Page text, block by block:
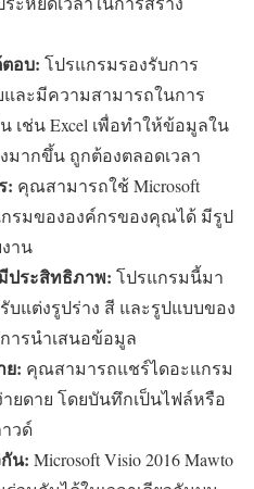
อบ: โปรแกรมรองรับการ
และมีความสามารถในการ
เช่น Excel เพื่อทำให้ข้อมูลใน
มากขึ้น ถูกต้องตลอดเวลา
: คุณสามารถใช้ Microsoft
กรมขององค์กรของคุณได้ มีรูป
าน
ประสิทธิภาพ: โปรแกรมนี้มา
แต่งรูปร่าง สี และรูปแบบของ
ารนำเสนอข้อมูล
ย: คุณสามารถแชร์ไดอะแกรม
ยดาย โดยบันทึกเป็นไฟล์หรือ
วด์
น: Microsoft Visio 2016 Mawto